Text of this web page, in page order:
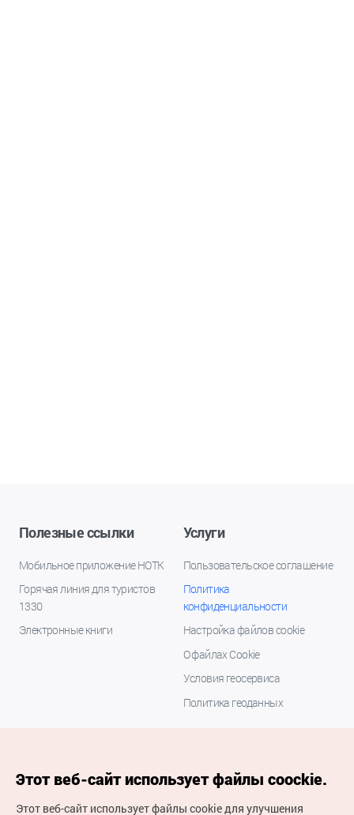
Полезные ссылки
Мобильное приложение НОТК
Горячая линия для туристов
1330
Электронные книги
Услуги
Пользовательское соглашение
Политика
конфиденциальности
Настройка файлов cookie
О файлах Cookie
Условия геосервиса
Политика геоданных
Этот веб-сайт использует файлы coockie.
Этот веб-сайт использует файлы cookie для улучшения